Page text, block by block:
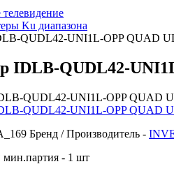
Ku диапазона
QUDL42-UNI1L-OPP QUAD
IDLB-QUDL42-
Бренд / Производитель -
мин.партия - 1 шт